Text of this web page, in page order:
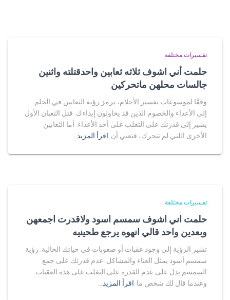
تفسيرات مختلفة
حلمت أني اشوف ثلاثه ثعابين واحدقتلته واثنين
جالسات محلهن ماتحركين
وفقًا لموسوعات تفسير الأحلام، يرمز رؤية الثعابين في الحلم
إلى الأعداء والخصوم الذين قد يحاولون إيذاءك. قتل الثعبان الأول
يشير إلى قدرتك على التغلب على أحد الأعداء. أما الثعابين
الأخرى اللتي لم تتحرك، فتعني أن اقرأ المزيد…
تفسيرات مختلفة
حلمت اني اشوف سمسم اسود ولاقدرت اجمعهن
وبعدين واحد قالي انهوه يرجع طحينيه
تشير الرؤية إلى وجود عقبات أو صعوبات في حياتك الحالية. رؤية
سمسم أسود يمثل العناء والمشاكل. عدم قدرتك على جمع
السمسم يدل على عدم القدرة على التغلب على هذه العقبات.
وعندما قال لك شخص ما اقرأ المزيد…